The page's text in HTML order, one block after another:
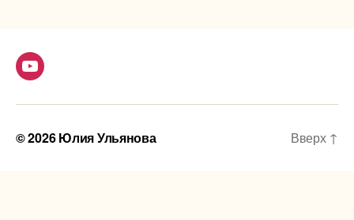
Youtube
© 2026Юлия Ульянова Вверх ↑